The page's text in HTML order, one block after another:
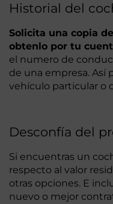
Historial del
Solicita una copia
obtenlo por tu
el numero de
de una empresa. Así
vehículo particular o
Desconfía del
Si encuentras un
respecto al valor
otras opciones. E
nuevo o mejor